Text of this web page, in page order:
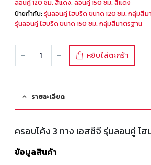
ลอนคู่ 120 ซม. สีแดง, ลอนคู่ 150 ซม. สีแดง
ป้ายกำกับ:รุ่นลอนคู่ ไฮบริด ขนาด 120 ซม. กลุ่มสีม
รุ่นลอนคู่ ไฮบริด ขนาด 150 ซม. กลุ่มสีมาตรฐาน
หยิบใส่ตะกร้า
รายละเอียด
ครอบโค้ง 3 ทาง เอสซีจี รุ่นลอนคู่ ไ
ข้อมูลสินค้า